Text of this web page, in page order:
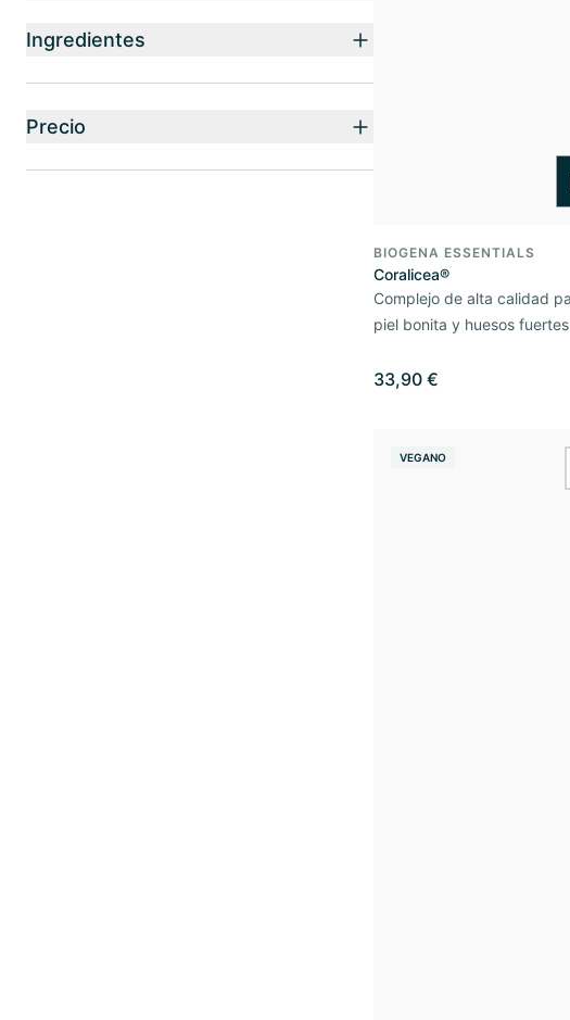
BIOGENA ESSENTIALS
Coralicea®
Complejo de alta calidad
piel bonita y huesos fuertes
33,90 €
VEGANO
Ingredientes
Precio